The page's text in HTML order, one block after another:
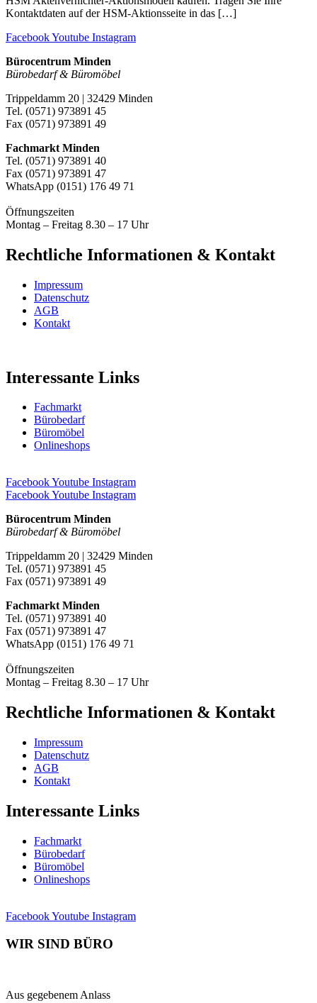
Kontaktdaten auf der HSM-Aktionsseite in das […]
FacebookYoutube Instagram
Bürocentrum Minden
Bürobedarf & Büromöbel
Trippeldamm 20 | 32429 Minden
Tel. (0571) 973891 45
Fax (0571) 973891 49
Fachmarkt Minden
Tel. (0571) 973891 40
Fax (0571) 973891 47
WhatsApp (0151) 176 49 71
Öffnungszeiten
Montag – Freitag 8.30 – 17 Uhr
Rechtliche Informationen & Kontakt
Impressum
Datenschutz
AGB
Kontakt
Interessante Links
Fachmarkt
Bürobedarf
Büromöbel
Onlineshops
FacebookYoutube Instagram
FacebookYoutube Instagram
Bürocentrum Minden
Bürobedarf & Büromöbel
Trippeldamm 20 | 32429 Minden
Tel. (0571) 973891 45
Fax (0571) 973891 49
Fachmarkt Minden
Tel. (0571) 973891 40
Fax (0571) 973891 47
WhatsApp (0151) 176 49 71
Öffnungszeiten
Montag – Freitag 8.30 – 17 Uhr
Rechtliche Informationen & Kontakt
Impressum
Datenschutz
AGB
Kontakt
Interessante Links
Fachmarkt
Bürobedarf
Büromöbel
Onlineshops
FacebookYoutube Instagram
WIR SIND BÜRO
Aus gegebenem Anlass